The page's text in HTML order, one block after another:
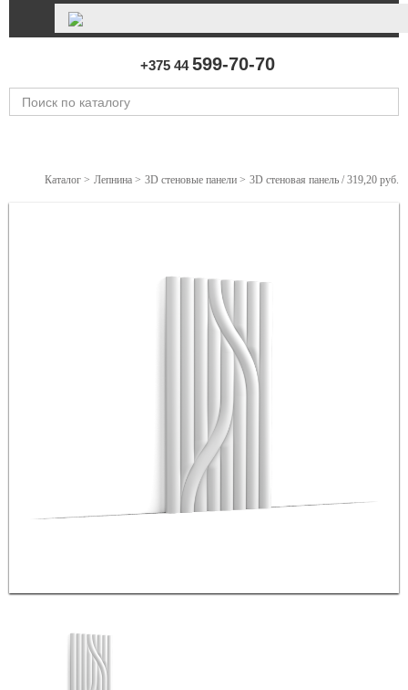
+375 44599-70-70
Каталог > Лепнина > 3D стеновые панели > 3D стеновая панель / 319,20 руб.